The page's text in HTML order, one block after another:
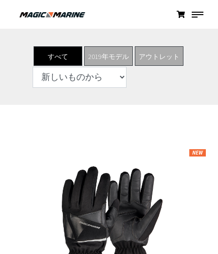
すべて 2019年モデル アウトレット
NEW